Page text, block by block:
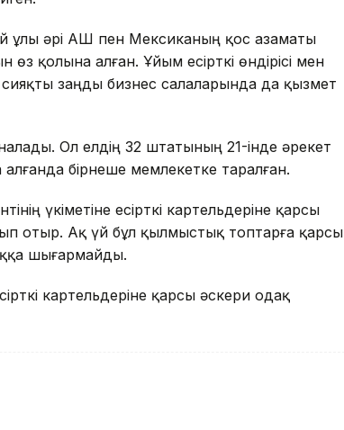
ұлы әрі АҚШ пен Мексиканың қос азаматы
қолына алған. Ұйым есірткі өндірісі мен
заңды бизнес салаларында да қызмет
Ол елдің 32 штатының 21-інде әрекет
бірнеше мемлекетке таралған.
үкіметіне есірткі картельдеріне қарсы
отыр. Ақ үй бұл қылмыстық топтарға қарсы
шығармайды.
картельдеріне қарсы әскери одақ